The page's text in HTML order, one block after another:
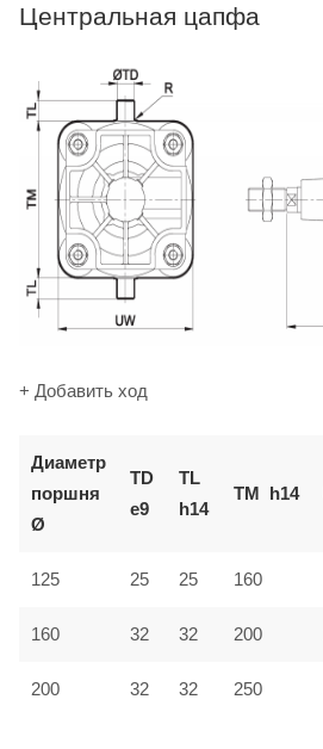
Центральная цапфа
+ Добавить ход
Диаметр
поршня
Ø
TD
e9
TL
h14
TM h14
125 25 25 160
160 32 32 200
200 32 32 250